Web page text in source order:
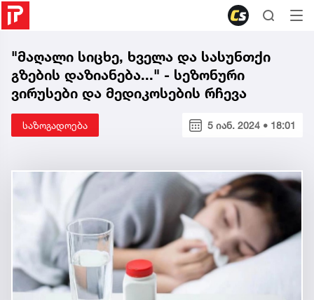
"მაღალი სიცხე, ხველა და სასუნთქი
გზების დაზიანება..." - სეზონური
ვირუსები და მედიკოსების რჩევა
საზოგადოება 5 იან. 2024 • 18:01